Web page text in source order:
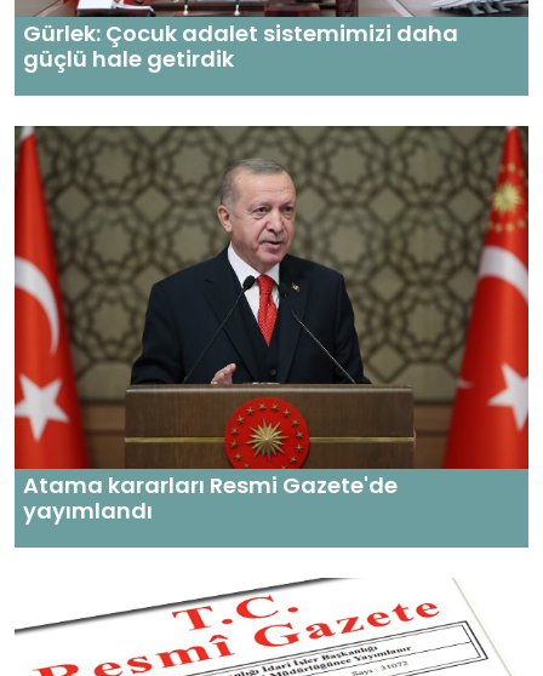
Gürlek: Çocuk adalet sistemimizi daha
güçlü hale getirdik
Atama kararları Resmi Gazete'de
yayımlandı